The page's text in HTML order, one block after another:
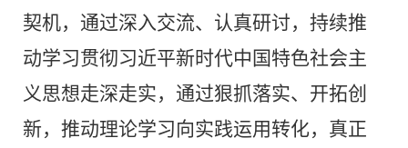
契机，通过深入交流、认真研讨，持续推
动学习贯彻习近平新时代中国特色社会主
义思想走深走实，通过狠抓落实、开拓创
新，推动理论学习向实践运用转化，真正